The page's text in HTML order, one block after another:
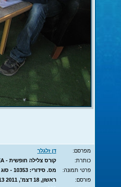
מפרסם:
דן זלגלר
כותרת:
קורס צלילה חופשית - APNEA - עם ברק, אביב וגלעד - 001
פרטי תמונה:
מס. סידורי: 10353 - סוג תמונה: JPG - מימדים: 179KB - 700X525
פורסם:
ראשון, 18 דצמ', 2011 14:13